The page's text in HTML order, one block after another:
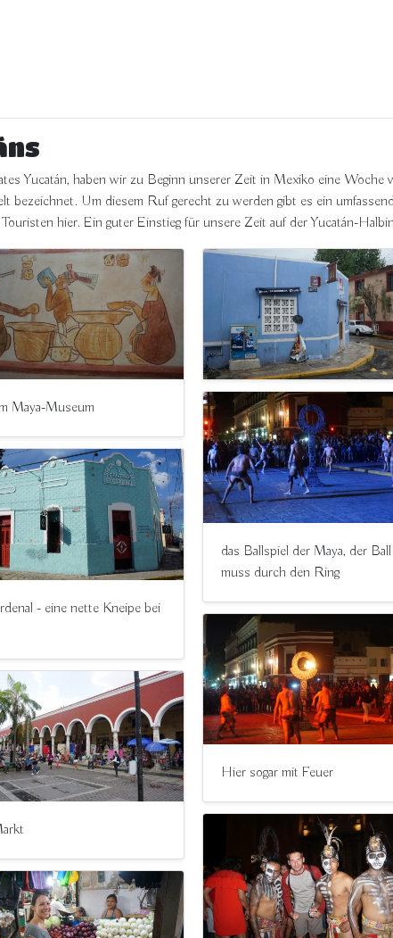
Yucatán, haben wir zu Beginn unserer Zeit in Mexiko eine
bezeichnet. Um diesem Ruf gerecht zu werden gibt es ein
hier. Ein guter Einstieg für unsere Zeit auf der Yucatán-
Maya-Museum
- eine nette Kneipe bei
das Ballspiel der Maya, der Ball
muss durch den Ring
Hier sogar mit Feuer